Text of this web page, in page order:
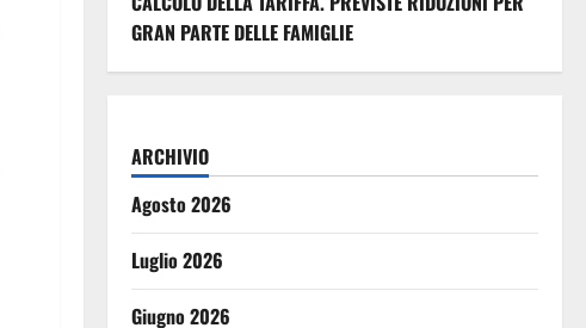
GRAN PARTE DELLE FAMIGLIE
ARCHIVIO
Agosto 2026
Luglio 2026
Giugno 2026